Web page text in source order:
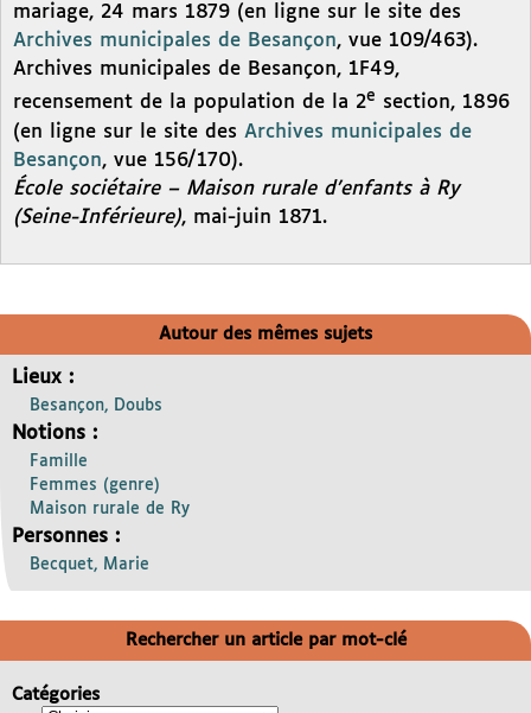
mariage, 24 mars 1879 (en ligne sur le site des
Archives municipales de Besançon, vue 109/463).
Archives municipales de Besançon, 1F49,
recensement de la population de la 2e section, 1896
(en ligne sur le site des Archives municipales de
Besançon, vue 156/170).
École sociétaire – Maison rurale d’enfants à Ry
(Seine-Inférieure), mai-juin 1871.
Autour des mêmes sujets
Lieux :
Besançon, Doubs
Notions :
Famille
Femmes (genre)
Maison rurale de Ry
Personnes :
Becquet, Marie
Rechercher un article par mot-clé
Catégories